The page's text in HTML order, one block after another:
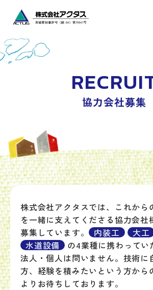
協力会社募集
株式会社アクタスでは、これから
を一緒に支えてくださる協力会社
募集しています。 内装工 大工
水道設備
の4業種に携わってい
法人・個人は問いません。技術に
方、経験を積みたいという方から
よりお待ちしております。